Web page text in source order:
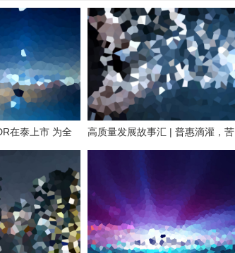
在泰上市 为全
高质量发展故事汇 | 普惠滴灌，苦